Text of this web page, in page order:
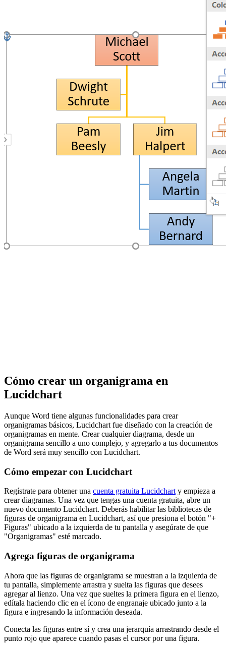
Cómo crear un organigrama en
Lucidchart
Aunque Word tiene algunas funcionalidades para crear
organigramas básicos, Lucidchart fue diseñado con la creación de
organigramas en mente. Crear cualquier diagrama, desde un
organigrama sencillo a uno complejo, y agregarlo a tus documentos
de Word será muy sencillo con Lucidchart.
Cómo empezar con Lucidchart
Regístrate para obtener una cuenta gratuita Lucidcharty empieza a
crear diagramas. Una vez que tengas una cuenta gratuita, abre un
nuevo documento Lucidchart. Deberás habilitar las bibliotecas de
figuras de organigrama en Lucidchart, así que presiona el botón "+
Figuras" ubicado a la izquierda de tu pantalla y asegúrate de que
"Organigramas" esté marcado.
Agrega figuras de organigrama
Ahora que las figuras de organigrama se muestran a la izquierda de
tu pantalla, simplemente arrastra y suelta las figuras que desees
agregar al lienzo. Una vez que sueltes la primera figura en el lienzo,
edítala haciendo clic en el ícono de engranaje ubicado junto a la
figura e ingresando la información deseada.
Conecta las figuras entre sí y crea una jerarquía arrastrando desde el
punto rojo que aparece cuando pasas el cursor por una figura.